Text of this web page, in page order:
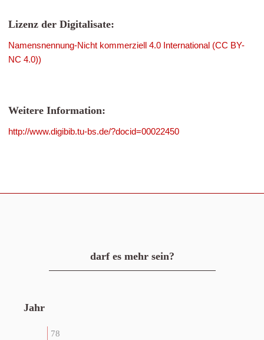
Lizenz der Digitalisate:
Namensnennung-Nicht kommerziell 4.0 International (CC BY-
NC 4.0))
Weitere Information:
http://www.digibib.tu-bs.de/?docid=00022450
darf es mehr sein?
Jahr
78